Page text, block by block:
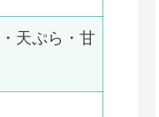
天ぷら・甘